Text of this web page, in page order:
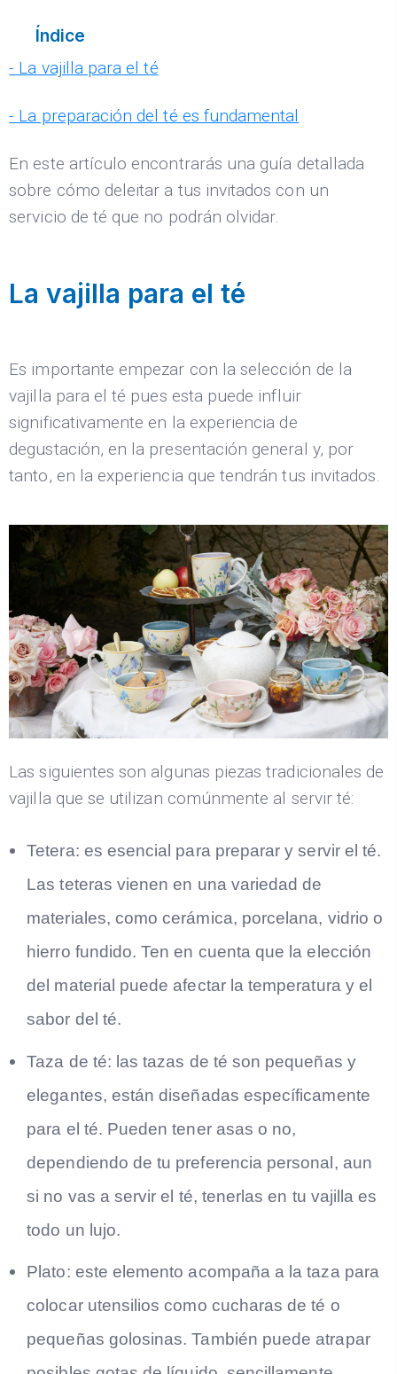
Índice
- La vajilla para el té
- La preparación del té es fundamental
En este artículo encontrarás una guía detallada
sobre cómo deleitar a tus invitados con un
servicio de té que no podrán olvidar.
La vajilla para el té
Es importante empezar con la selección de la
vajilla para el té pues esta puede influir
significativamente en la experiencia de
degustación, en la presentación general y, por
tanto, en la experiencia que tendrán tus invitados.
Las siguientes son algunas piezas tradicionales de
vajilla que se utilizan comúnmente al servir té:
Tetera: es esencial para preparar y servir el té.
Las teteras vienen en una variedad de
materiales, como cerámica, porcelana, vidrio o
hierro fundido. Ten en cuenta que la elección
del material puede afectar la temperatura y el
sabor del té.
Taza de té: las tazas de té son pequeñas y
elegantes, están diseñadas específicamente
para el té. Pueden tener asas o no,
dependiendo de tu preferencia personal, aun
si no vas a servir el té, tenerlas en tu vajilla es
todo un lujo.
Plato: este elemento acompaña a la taza para
colocar utensilios como cucharas de té o
pequeñas golosinas. También puede atrapar